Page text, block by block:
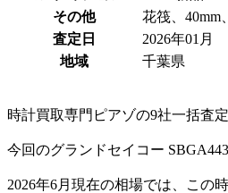
その他
花筏、40mm
査定日
2026年01月
地域
千葉県
時計買取専門ピアゾの9社一括査
今回のグランドセイコー
2026年6月現在の相場では、この